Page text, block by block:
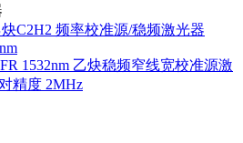
C2H2 频率校准源/稳频激光器
1532nm 乙炔稳频窄线宽校准源激
精度 2MHz